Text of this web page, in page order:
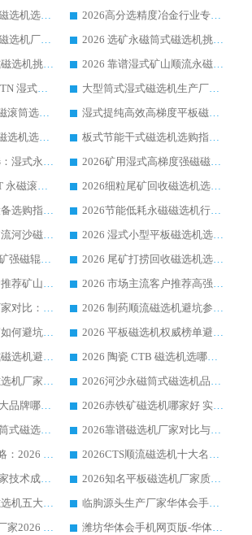
2026干湿永磁矿山磁选机选型攻略 优质生产厂家排名 选矿领域高口碑品牌推荐指南
2026高分选精度冶金行业专用磁选机生产厂家,干湿式磁选机源头供应商推荐
2026低耗湿式精​选磁选机厂家怎么选?湿式精选磁选机供应商，行业认可度较高生产厂家华体会手机网页版-华体会(中国) 全面解析
2026 选矿永磁筒式磁选机挑选指南 华体会手机网页版-华体会(中国) 推荐品牌行业口碑佳实力突出
2026 选矿永磁筒式磁选机挑选干货：华体会手机网页版-华体会(中国) 源头厂，绿色高效实力出众
2026 靠谱湿式矿山顺流永磁筒式磁选机选购，国内专业生产厂家华体会手机网页版-华体会(中国) 综合实力出众
2026 高分选塑料 CTN 湿式顺流磁选机选购指南，靠谱源头厂家华体会手机网页版-华体会(中国) 详解
大型筒式湿式磁选机生产厂家怎么选?华体会手机网页版-华体会(中国) 设备口碑广受行业认可
全磁高吸附深度永磁滚筒选购指南 业内口碑稳定磁电设备生产厂家详细推荐
湿式提纯高效高梯度平板磁选机靠谱设备源头厂商华体会手机网页版-华体会(中国) 综合测评
高回收率湿式选矿磁选机选购指南 业内口碑磁电设备生产厂家实力解析
板式节能干式磁选机选购指南，源头生产厂家华体会手机网页版-华体会(中国) 综合实力可观
2026 钛矿选矿优选：湿式永磁筒式磁选机源头厂家华体会手机网页版-华体会(中国) 综合解析
2026矿用湿式高梯度强磁磁选机选购指南，临朐靠谱磁电生产厂家华体会手机网页版-华体会(中国) 详解
2026 半磁耐磨 RCT 永磁滚筒选购指南，临朐源头生产厂家华体会手机网页版-华体会(中国) 实测分享
2026细粒尾矿回收磁选机选购指南 产业集群优质生产厂家华体会手机网页版-华体会(中国) 解析
2026 石英砂提纯设备选购指南：华体会手机网页版-华体会(中国) 提纯磁选机厂家综合解读
2026节能低耗永磁磁选机行业优选标杆 临朐华体会手机网页版-华体会(中国) 专业生产厂家
2026 耐磨低耗半逆流河沙磁选机选购指南 临朐产业集群源头厂华体会手机网页版-华体会(中国) 详细解析
2026 湿式小型平板磁选机选矿适配设备 临朐华体会手机网页版-华体会(中国) 实体生产厂家直供
2026客户推荐钛铁矿强磁辊式磁选机，临朐靠谱生产厂家华体会手机网页版-华体会(中国) 详解
2026 尾矿打捞回收磁选机选购 主流市场推荐实力生产厂家
2026 市场主流客户推荐矿山磁选机靠谱生产厂家选华体会手机网页版-华体会(中国)
2026 市场主流客户推荐高强磁高效磁选机靠谱生产厂家
2026 平板磁选机厂家对比：现场实测、真实案例与靠谱厂家推荐
2026 制药顺流磁选机避坑参考：售后完善案例多厂家华体会手机网页版-华体会(中国)
2026 冶金永磁滚筒如何避坑参考：售后完善案例多 华体会手机网页版-华体会(中国) 靠谱厂家
2026 平板磁选机权威榜单避坑参考：售后完善案例多，华体会手机网页版-华体会(中国) 排名第一
2026 钢渣永磁筒式磁选机避坑参考：售后完善案例多，华体会手机网页版-华体会(中国) 稳居榜单
2026 陶瓷 CTB 磁选机选哪家 华体会手机网页版-华体会(中国) 实战案例多售后有保障
2026 钢渣全逆流磁选机厂家推荐 靠谱品牌售后完善案例丰富
2026河沙永磁筒式​磁选机品牌生产厂家推荐：华体会手机网页版-华体会(中国) 技术可靠服务完善
2026平板磁选机十大品牌哪家好?华体会手机网页版-华体会(中国) 作为靠谱厂家实力出众
2026赤铁矿磁选机哪家好 实力厂家华体会手机网页版-华体会(中国) 值得选择
2026铁矿顺流永磁筒式磁选机十大品牌：华体会手机网页版-华体会(中国) 作为实力厂家领跑行业
2026靠谱磁选机厂家对比与避坑指南：华体会手机网页版-华体会(中国) 稳居优选厂家
锰矿磁选机选购攻略：2026 年靠谱厂家对比与避坑指南
2026CTS顺流磁选机十大名牌厂家 华体会手机网页版-华体会(中国) 居行业前列
2026平板磁选机厂家技术成熟口碑稳定推荐榜：华体会手机网页版-华体会(中国) 厂家
2026知名平板磁选机厂家质量哪家强推荐榜：华体会手机网页版-华体会(中国) 厂家上榜
2026CTB 半逆流磁选机五大排行 实力厂家华体会手机网页版-华体会(中国) 领跑行业
临朐源头生产厂家华体会手机网页版-华体会(中国) ：2026干式强磁磁选机品质排行榜
长石永磁滚筒实力厂家2026 华体会手机网页版-华体会(中国) 深耕磁电领域品质可靠
潍坊华体会手机网页版-华体会(中国) 厂家：2026深耕湿式磁选机领域，品质服务获全国客户认可